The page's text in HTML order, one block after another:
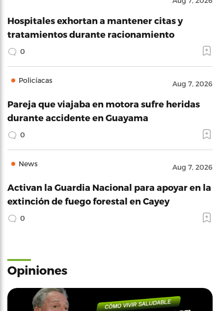
Hospitales exhortan a mantener citas y
tratamientos durante racionamiento
0
Policíacas Aug 7, 2026
Pareja que viajaba en motora sufre heridas
durante accidente en Guayama
0
News Aug 7, 2026
Activan la Guardia Nacional para apoyar en la
extinción de fuego forestal en Cayey
0
Opiniones